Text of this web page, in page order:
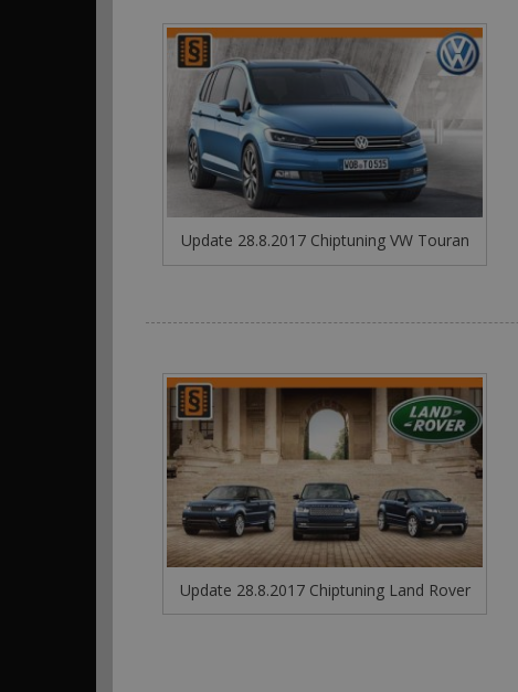
Update 28.8.2017 Chiptuning VW Touran
Update 28.8.2017 Chiptuning Land Rover